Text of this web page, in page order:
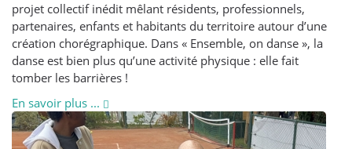
projet collectif inédit mêlant résidents, professionnels,
partenaires, enfants et habitants du territoire autour d’une
création chorégraphique. Dans « Ensemble, on danse », la
danse est bien plus qu’une activité physique : elle fait
tomber les barrières !
En savoir plus ...